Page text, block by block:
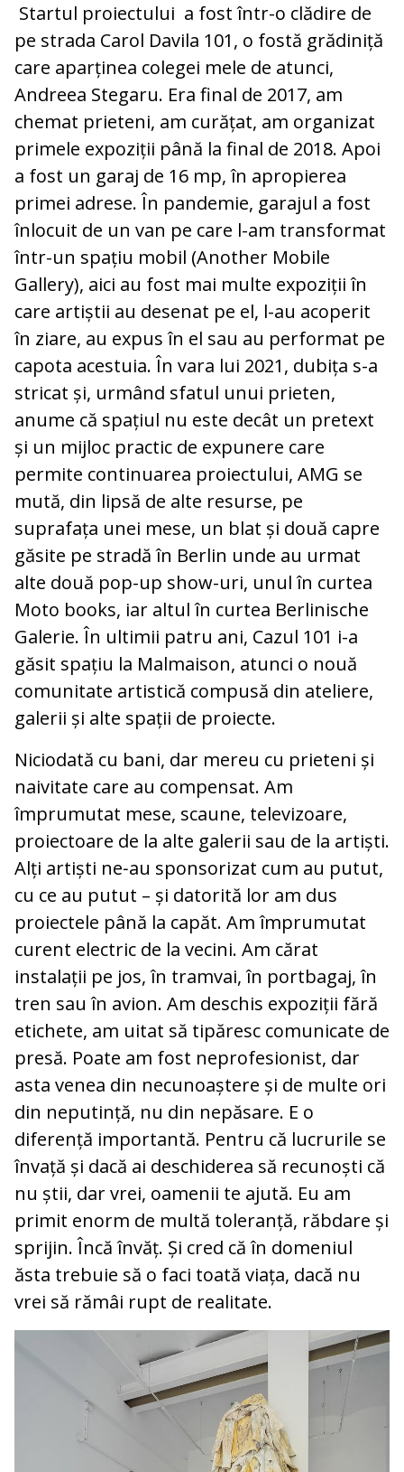
Startul proiectului a fost într-o clădire de
pe strada Carol Davila 101, o fostă grădiniță
care aparținea colegei mele de atunci,
Andreea Stegaru. Era final de 2017, am
chemat prieteni, am curățat, am organizat
primele expoziții până la final de 2018. Apoi
a fost un garaj de 16 mp, în apropierea
primei adrese. În pandemie, garajul a fost
înlocuit de un van pe care l-am transformat
într-un spațiu mobil (Another Mobile
Gallery), aici au fost mai multe expoziții în
care artiștii au desenat pe el, l-au acoperit
în ziare, au expus în el sau au performat pe
capota acestuia. În vara lui 2021, dubița s-a
stricat și, urmând sfatul unui prieten,
anume că spațiul nu este decât un pretext
și un mijloc practic de expunere care
permite continuarea proiectului, AMG se
mută, din lipsă de alte resurse, pe
suprafața unei mese, un blat și două capre
găsite pe stradă în Berlin unde au urmat
alte două pop-up show-uri, unul în curtea
Moto books, iar altul în curtea Berlinische
Galerie. În ultimii patru ani, Cazul 101 i-a
găsit spațiu la Malmaison, atunci o nouă
comunitate artistică compusă din ateliere,
galerii și alte spații de proiecte.
Niciodată cu bani, dar mereu cu prieteni și
naivitate care au compensat. Am
împrumutat mese, scaune, televizoare,
proiectoare de la alte galerii sau de la artiști.
Alți artiști ne‑au sponsorizat cum au putut,
cu ce au putut – și datorită lor am dus
proiectele până la capăt. Am împrumutat
curent electric de la vecini. Am cărat
instalații pe jos, în tramvai, în portbagaj, în
tren sau în avion. Am deschis expoziții fără
etichete, am uitat să tipăresc comunicate de
presă. Poate am fost neprofesionist, dar
asta venea din necunoaștere și de multe ori
din neputință, nu din nepăsare. E o
diferență importantă. Pentru că lucrurile se
învață și dacă ai deschiderea să recunoști că
nu știi, dar vrei, oamenii te ajută. Eu am
primit enorm de multă toleranță, răbdare și
sprijin. Încă învăț. Și cred că în domeniul
ăsta trebuie să o faci toată viața, dacă nu
vrei să rămâi rupt de realitate.